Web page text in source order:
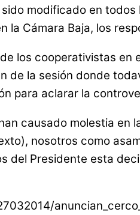
modificado en
Cámara Baja, los
los cooperativistas
de la sesión donde
para aclarar la
causado molestia
nosotros como
del Presidente esta